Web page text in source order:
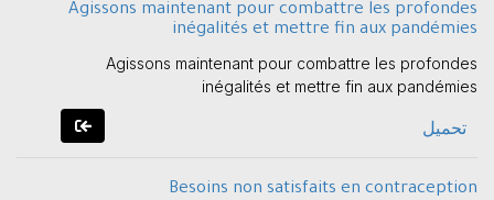
Agissons maintenant pour combattre les profondes
inégalités et mettre fin aux pandémies
Agissons maintenant pour combattre les profondes
inégalités et mettre fin aux pandémies
تحميل
Besoins non satisfaits en contraception